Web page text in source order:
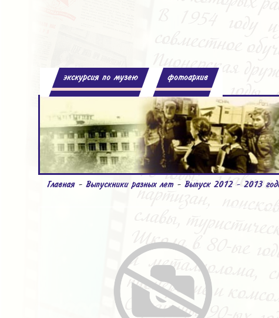
экскурсия по музею фотоархив
Главная- Выпускники разных лет- Выпуск 2012 - 2013